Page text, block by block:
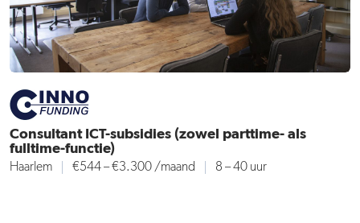
Consultant ICT-subsidies (zowel parttime- als
fulltime-functie)
Haarlem €544 – €3.300 /maand 8 – 40 uur